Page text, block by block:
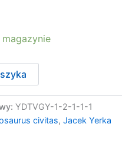
magazynie
YDTVGY-1-2-1-1-1
civitas,Jacek Yerka